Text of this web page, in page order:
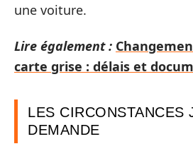
une voiture.
Lire également :
carte grise : délais et
LES CIRCONSTANCES
DEMANDE